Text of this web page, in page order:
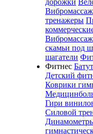
дорожки
тренажеры
скамьи под
шагатели
Фитнес
Детский
Коврики
Гири
Силовой